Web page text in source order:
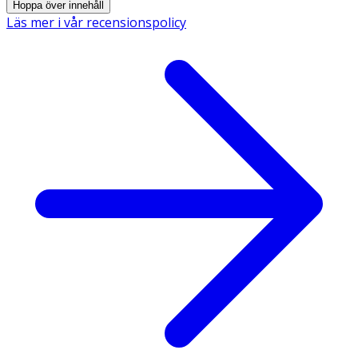
Innehåll
Glyceryl Cocoate, Glycol Distearate, Guar
Hydroxypropyltrimonium Chloride, Piroctone Olamine,
Cocamidopropyl Betaine, Hydrolyzed Vegetable Protein
Pg-Propyl Silanetriol, Parfum, Glycerin, Lactitol, Xylitol,
Phenoxyethanol, Laureth-4, Disodium Edta, Citric Acid,
Potassium Sorbate, Sodium Chloride, Formic Acid, Edta.
Hoppa över innehåll
Läs mer i vår recensionspolicy